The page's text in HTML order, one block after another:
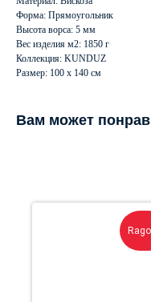
Форма: Прямоугольник
Высота ворса: 5 мм
Вес изделия м2: 1850 г
Коллекция: KUNDUZ
Размер: 100 х 140 см
Вам может